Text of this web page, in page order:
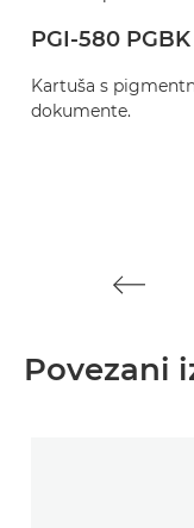
PGI-580
Kartuša s
dokumente.
Povezani